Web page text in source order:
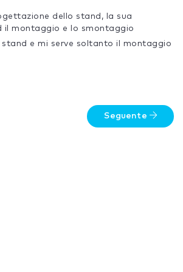
dello stand, la sua
il montaggio e lo smontaggio
stand e mi serve soltanto il montaggio
Seguente